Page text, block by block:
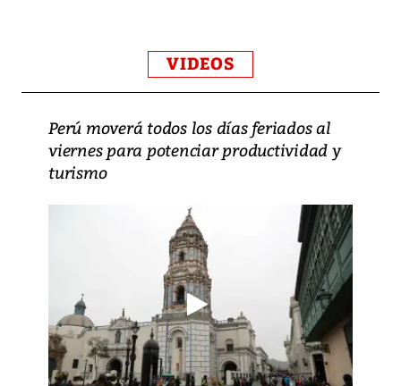
VIDEOS
Perú moverá todos los días feriados al
viernes para potenciar productividad y
turismo